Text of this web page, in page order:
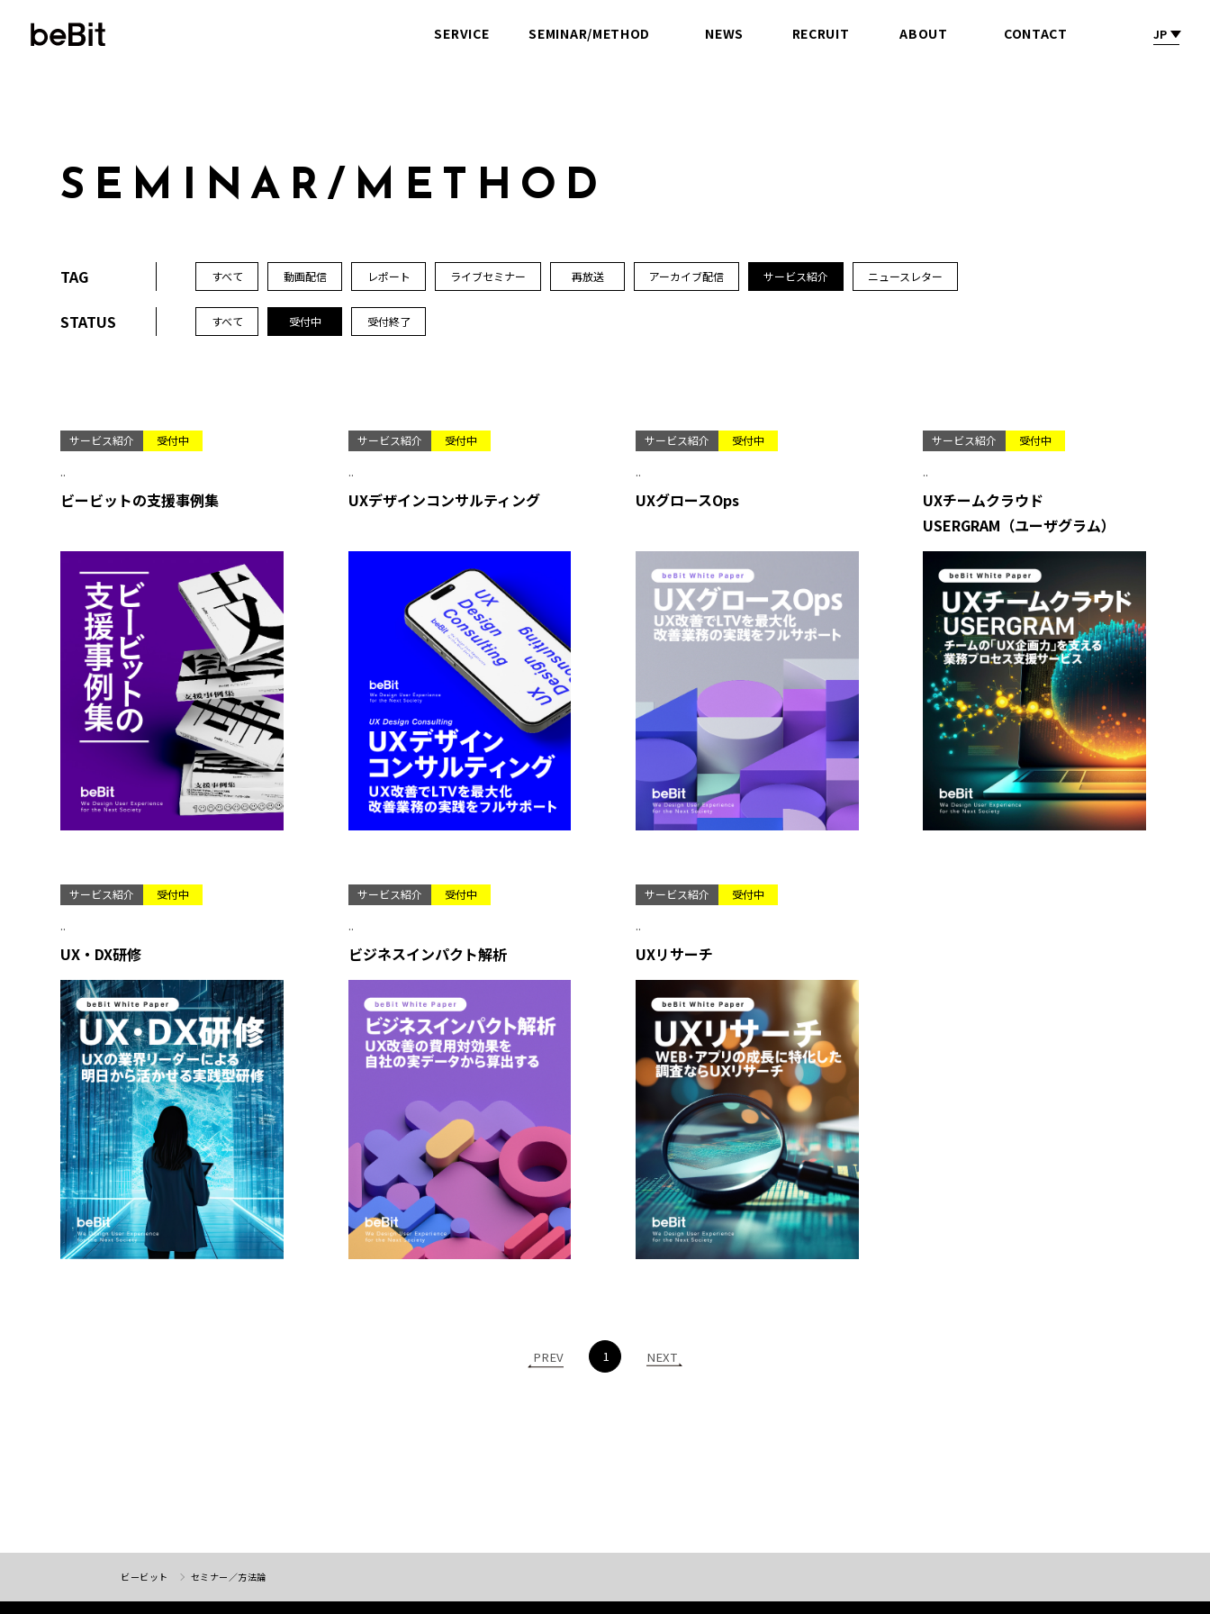
SERVICE SEMINAR/METHOD NEWS RECRUIT ABOUT CONTACT JP
S E M I NA R / M E T H O D
STATUS すべて 受付中 受付終了
TAG すべて 動画配信 レポート ライブセミナー 再放送 アーカイブ配信 サービス紹介 ニュースレター
サービス紹介 受付中
..
ビービットの支援事例集
サービス紹介 受付中
..
UXデザインコンサルティング
サービス紹介 受付中
..
UXグロースOps
サービス紹介 受付中
..
UXチームクラウド
USERGRAM（ユーザグラム）
サービス紹介 受付中
..
UX・DX研修
サービス紹介 受付中
..
ビジネスインパクト解析
サービス紹介 受付中
..
UXリサーチ
PREV 1 NEXT
ビービット セミナー／方法論